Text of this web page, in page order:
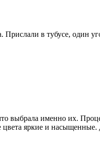
Прислали в тубусе, один
выбрала именно их.
яркие и насыщенные.